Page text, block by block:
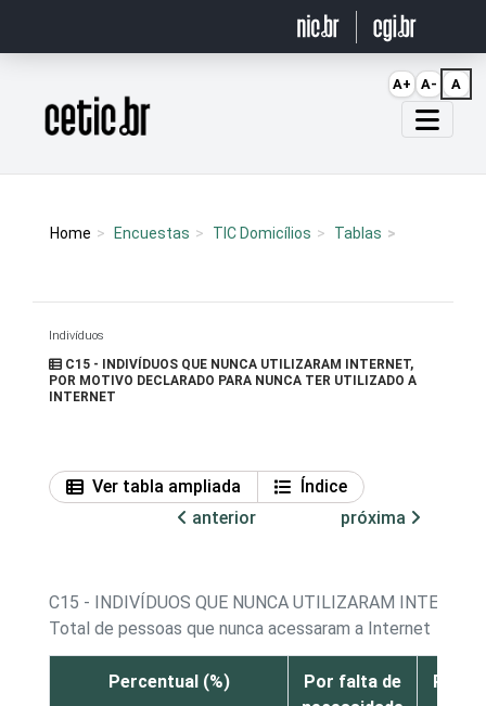
Página inicial
Home Encuestas TIC Domicílios Tablas
Indivíduos
C15 - INDIVÍDUOS QUE NUNCA UTILIZARAM INTERNET,
POR MOTIVO DECLARADO PARA NUNCA TER UTILIZADO A
INTERNET
Ver tabla ampliada
Índice
anterior
próxima
C15 - INDIVÍDUOS QUE NUNCA UTILIZARAM
Total de pessoas que nunca acessaram a Internet
Percentual (%)
Por falta de
Por
A+ A- A